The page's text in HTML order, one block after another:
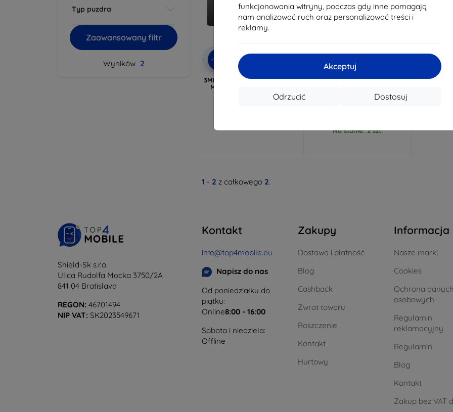
funkcjonowania witryny, podczas gdy inne pomagają
nam analizować ruch oraz personalizować treści i
reklamy.
Akceptuj
Dostosuj
Odrzucić
Typ puzdra
Zaawansowany filtr
Wyników 2 -10%
Zniżka z
kuponem
3MK Soft Tablet etui do iPad
Mini 7,9" 4/5 gen czarne
Zniżka z
kuponem
Guess pikowana torba na
(GUTB10QLPK)
Na stanie: 2 szt.
1 - 2 z całkowego 2.
Shield-Sk s.r.o.
Ulica Rudolfa Mocka 3750/2A
841 04 Bratislava
REGON: 46701494
NIP VAT: SK2023549671
Kontakt
info@top4mobile.eu
Napisz do nas
Od poniedziałku do
piątku:
Online8:00 - 16:00
Sobota i niedziela:
Offline
Zakupy
Dostawa i płatność
Blog
Cashback
Zwrot towaru
Roszczenie
Kontakt
Hurtowy
Informacja
Nasze marki
Cookies
Ochrona danych
osobowych.
Regulamin
reklamacyjny
Regulamin
Blog
Kontakt
Zakup bez VAT